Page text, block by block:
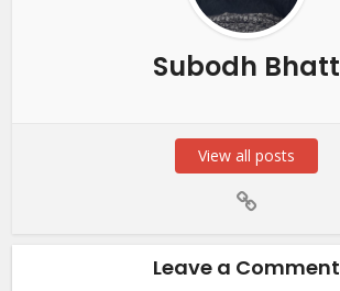
Subodh Bhatt
View all posts
Leave a Comment